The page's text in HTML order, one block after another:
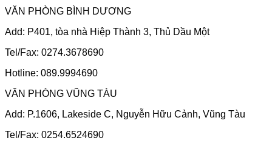
VĂN PHÒNG BÌNH DƯƠNG
Add: P401, tòa nhà Hiệp Thành 3, Thủ Dầu Một
Tel/Fax: 0274.3678690
Hotline: 089.9994690
VĂN PHÒNG VŨNG TÀU
Add: P.1606, Lakeside C, Nguyễn Hữu Cảnh, Vũng Tàu
Tel/Fax: 0254.6524690